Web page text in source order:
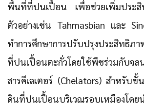
พื้นที่ที่ปนเปื้อน เพื่อช่วยเพิ่มประสิ
ตัวอย่างเช่น Tahmasbian และ
ทำการศึกษาการปรับปรุงประสิทธิภ
ที่ปนเปื้อนตะกั่วโดยใช้พืชร่วมกับจล
สารคีเลเตอร์ (Chelators) สำหรับขั้
ดินที่ปนเปื้อนบริเวณรอบเหมืองโดยน